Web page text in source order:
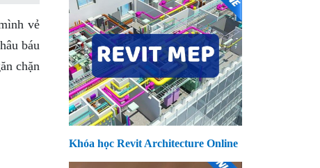
vẻ
báu
chặn
Khóa học Revit Architecture Online